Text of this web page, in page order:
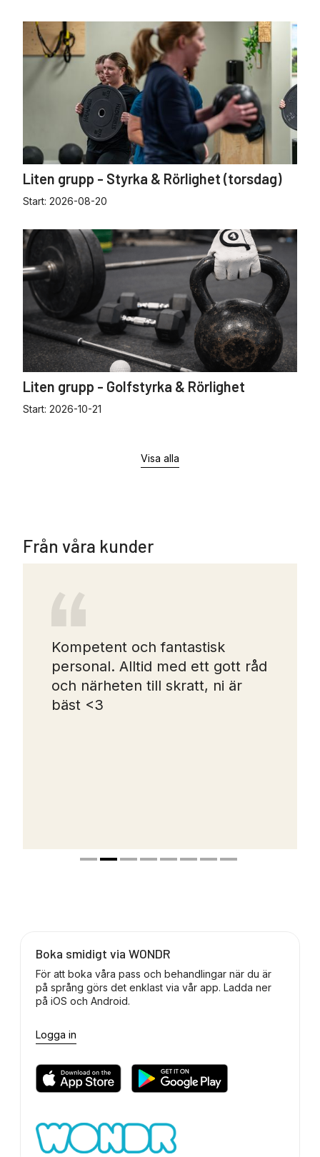
Liten grupp - Styrka & Rörlighet (torsdag)
Start: 2026-08-20
Liten grupp - Golfstyrka & Rörlighet
Start: 2026-10-21
Visa alla
Från våra kunder
Kompetent och fantastisk
personal. Alltid med ett gott råd
och närheten till skratt, ni är
bäst <3
Boka smidigt via WONDR
För att boka våra pass och behandlingar när du är
på språng görs det enklast via vår app. Ladda ner
på iOS och Android.
Logga in